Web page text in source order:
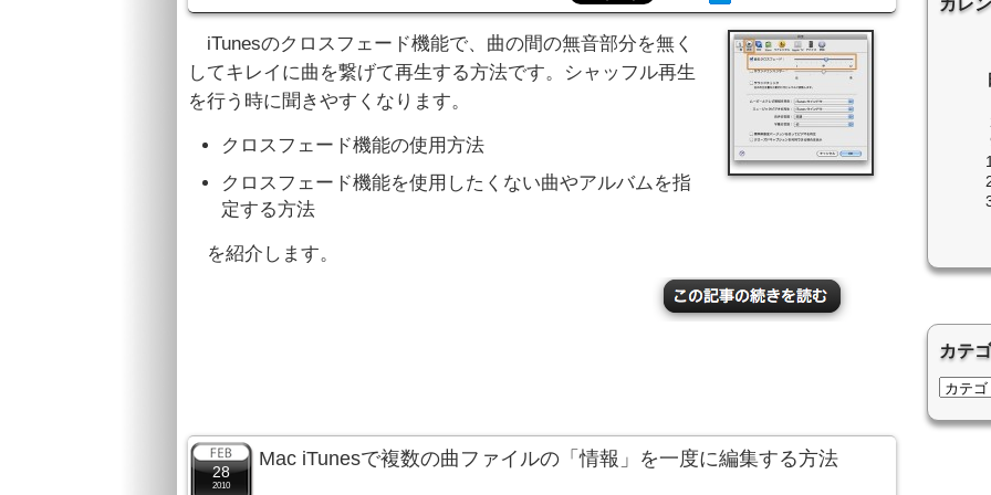
iTunesのクロスフェード機能で、曲の間の無音部分を無く
してキレイに曲を繋げて再生する方法です。シャッフル再生
を行う時に聞きやすくなります。
クロスフェード機能の使用方法
クロスフェード機能を使用したくない曲やアルバムを指
定する方法
を紹介します。
28
2010
Mac iTunesで複数の曲ファイルの「情報」を一度に編集する方法
カレ
カテ